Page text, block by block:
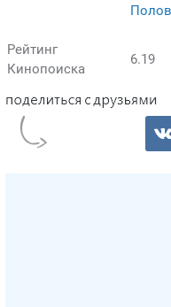
Рейтинг
Кинопоиска
6.19